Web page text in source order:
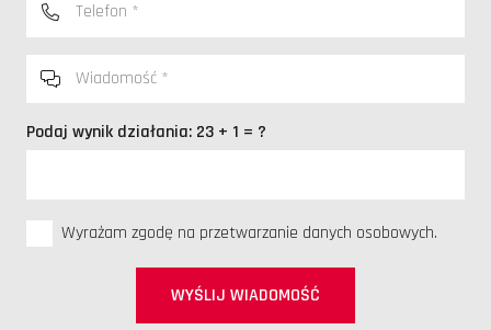
Podaj wynik działania: 23 + 1 = ?
Wyrażam zgodę na przetwarzanie danych osobowych.
WYŚLIJ WIADOMOŚĆ